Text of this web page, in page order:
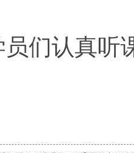
员们认真听